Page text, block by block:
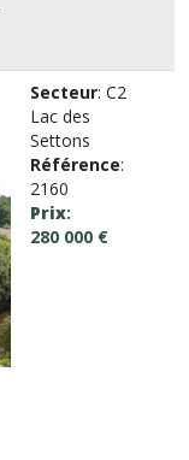
Secteur: C2
Lac des
Settons
Référence:
2160
Prix:
280 000 €